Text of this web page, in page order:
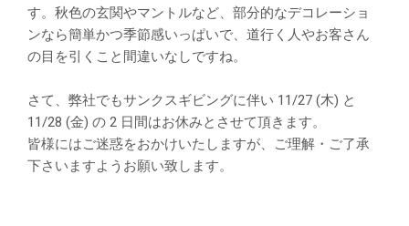
す。秋色の玄関やマントルなど、部分的なデコレーショ
ンなら簡単かつ季節感いっぱいで、道行く人やお客さん
の目を引くこと間違いなしですね。
さて、弊社でもサンクスギビングに伴い 11/27 (木) と
11/28 (金) の 2 日間はお休みとさせて頂きます。
皆様にはご迷惑をおかけいたしますが、ご理解・ご了承
下さいますようお願い致します。